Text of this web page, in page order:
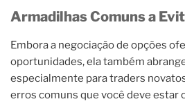
Armadilhas Comuns a
Embora a negociação de opções
oportunidades, ela também
especialmente para traders
erros comuns que você deve estar